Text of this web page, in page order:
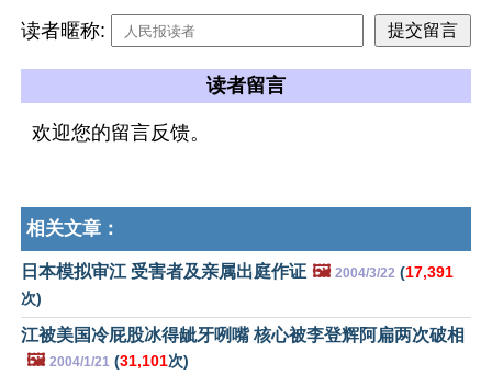
读者暱称:
读者留言
欢迎您的留言反馈。
相关文章：
日本模拟审江 受害者及亲属出庭作证 🖼️ 2004/3/22 (17,391
次)
江被美国冷屁股冰得龇牙咧嘴 核心被李登辉阿扁两次破相
🖼️ 2004/1/21 (31,101次)